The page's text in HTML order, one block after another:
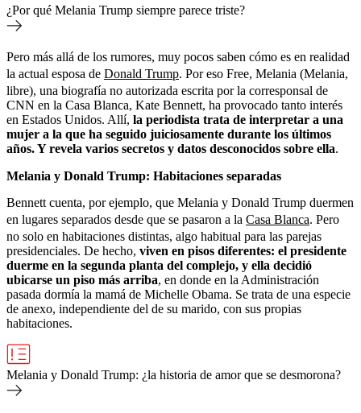
¿Por qué Melania Trump siempre parece triste?
Pero más allá de los rumores, muy pocos saben cómo es en realidad
la actual esposa de Donald Trump. Por eso Free, Melania (Melania,
libre), una biografía no autorizada escrita por la corresponsal de
CNN en la Casa Blanca, Kate Bennett, ha provocado tanto interés
en Estados Unidos. Allí, la periodista trata de interpretar a una
mujer a la que ha seguido juiciosamente durante los últimos
años. Y revela varios secretos y datos desconocidos sobre ella.
Melania y Donald Trump: Habitaciones separadas
Bennett cuenta, por ejemplo, que Melania y Donald Trump duermen
en lugares separados desde que se pasaron a la Casa Blanca. Pero
no solo en habitaciones distintas, algo habitual para las parejas
presidenciales. De hecho, viven en pisos diferentes: el presidente
duerme en la segunda planta del complejo, y ella decidió
ubicarse un piso más arriba, en donde en la Administración
pasada dormía la mamá de Michelle Obama. Se trata de una especie
de anexo, independiente del de su marido, con sus propias
habitaciones.
Melania y Donald Trump: ¿la historia de amor que se desmorona?